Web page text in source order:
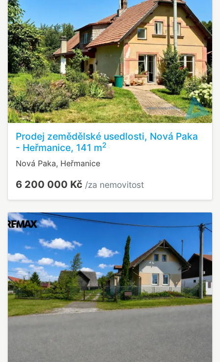
Prodej zemědělské usedlosti, Nová Paka
- Heřmanice, 141 m2
Nová Paka, Heřmanice
6 200 000 Kč /za nemovitost